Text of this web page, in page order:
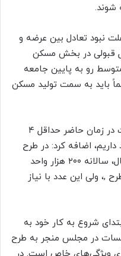
شوند.
نبود تعادل بین عرضه و
قبولی در بخش مسکن
رو به پایین جامعه
باید به سمت تولید مسکن
وی با اعلام این‌که براساس محاسبات در زمان حاضر حداقل ۴
اضافه کرد:‌ در طرح
ملی مسکن دولت، مقرر شد طی ۲ سال، سالانه ۲۰۰ هزار واحد
,، ولی این عدد با نیاز
شروع به کار خود به
در مجلس منجر به طرح